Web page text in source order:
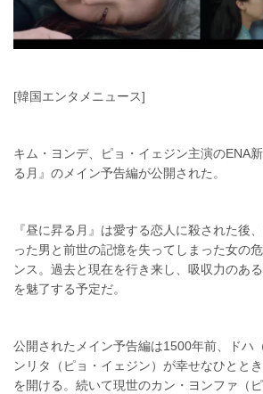
[韓国エンタメニュース]
キム・ヨンデ、ピョ・イェジン主演のENA
る月』のメイン予告編が公開された。
『昼に昇る月』は愛する恋人に殺された後
った男と前世の記憶を失ってしまった女の
ンス。過去と現在を行き来し、吸収力のあ
を魅了する予定だ。
公開されたメイン予告編は1500年前、ドハ
ンリタ（ピョ・イェジン）が幸せなひとと
を開ける。続いて現世のカン・ヨンファ（